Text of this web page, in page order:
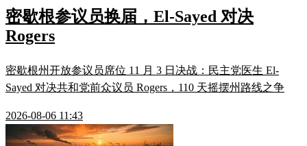
密歇根参议员换届，El-Sayed 对决
Rogers
密歇根州开放参议员席位 11 月 3 日决战：民主党医生 El-
Sayed 对决共和党前众议员 Rogers，110 天摇摆州路线之争
2026-08-06 11:43